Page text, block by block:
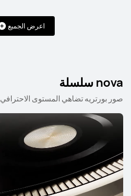
اعرض الجميع
nova سلسلة
صور بورتريه تضاهي المستوى الاحترافي
Mate سلسلة nova سلسلة
Mate سلسلة